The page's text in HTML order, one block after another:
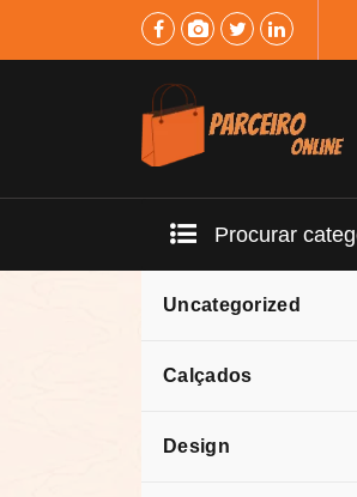
Procurar
Uncategorized
Calçados
Design